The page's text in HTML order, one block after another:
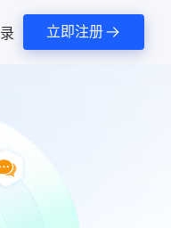
立即注册